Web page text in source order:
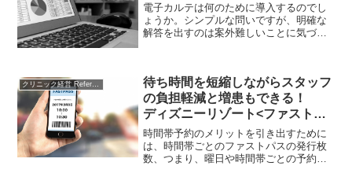
がることだけではありません。本稿で
は、UTM導入の主なメリットを整理しま
した。
電子カルテは何のために導入するのでし
ょうか。シンプルな問いですが、明確な
解答を出すのは案外難しいことに気づき
は、電子カルテの導入目的を整理し、今
後電子カルテをどのようにクリニック経
営に活かすべきかを考えてみます。
クリニック経営 References
待ち時間を短縮しながらスタッフ
の負担軽減と増患もできる！
ディズニーリゾート<ファストパ
ス>に学ぶ、「時間帯予約」活用
術 その２
時間帯予約のメリットを引き出すために
は、時間帯ごとのファストパスの発行枚
数、つまり、曜日や時間帯ごとの予約患